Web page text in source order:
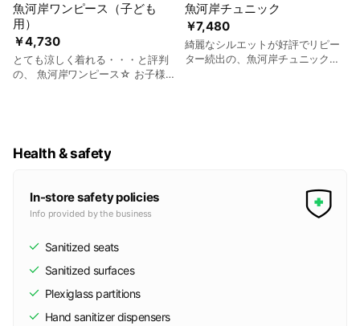
￥4,730
魚河岸ワンピース（子ども
用）
とても涼しく着れる・・・と評判
の、 魚河岸ワンピース☆ お子様や
￥7,480
魚河岸チュニック
綺麗なシルエットが好評でリピー
ター続出の、魚河岸チュニック☆
Health & safety
In-store safety policies
Info provided by the business
Sanitized seats
Sanitized surfaces
Plexiglass partitions
Hand sanitizer dispensers